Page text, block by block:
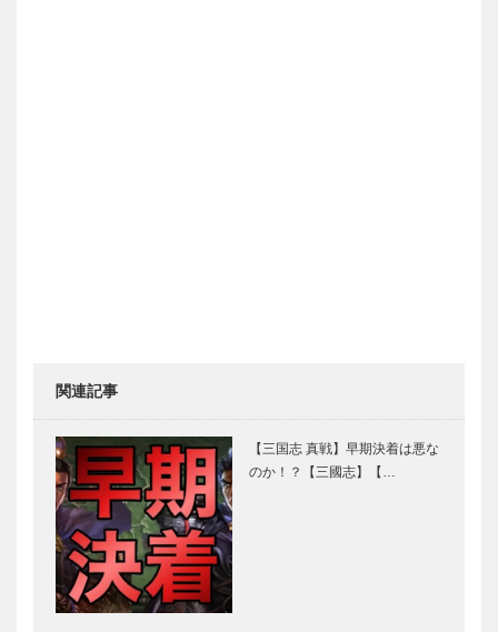
関連記事
【三国志 真戦】早期決着は悪な
のか！？【三國志】【…